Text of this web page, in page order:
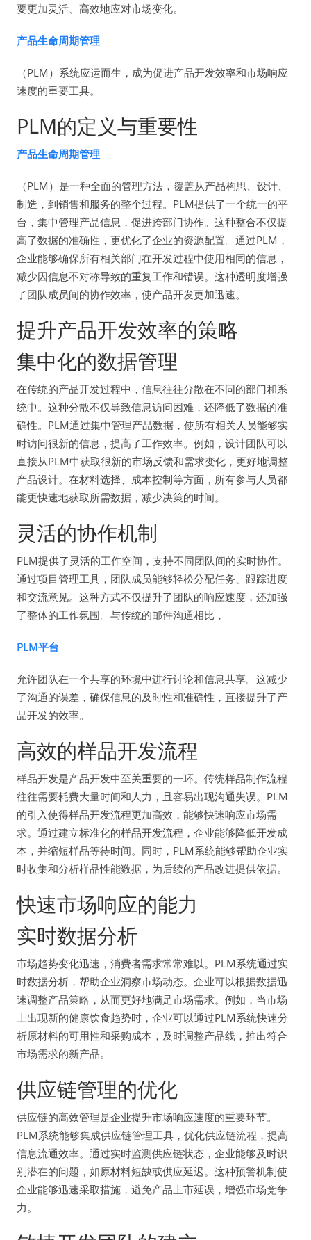
要更加灵活、高效地应对市场变化。
产品生命周期管理
（PLM）系统应运而生，成为促进产品开发效率和市场响应
速度的重要工具。
PLM的定义与重要性
产品生命周期管理
（PLM）是一种全面的管理方法，覆盖从产品构思、设计、
制造，到销售和服务的整个过程。PLM提供了一个统一的平
台，集中管理产品信息，促进跨部门协作。这种整合不仅提
高了数据的准确性，更优化了企业的资源配置。通过PLM，
企业能够确保所有相关部门在开发过程中使用相同的信息，
减少因信息不对称导致的重复工作和错误。这种透明度增强
了团队成员间的协作效率，使产品开发更加迅速。
提升产品开发效率的策略
集中化的数据管理
在传统的产品开发过程中，信息往往分散在不同的部门和系
统中。这种分散不仅导致信息访问困难，还降低了数据的准
确性。PLM通过集中管理产品数据，使所有相关人员能够实
时访问很新的信息，提高了工作效率。例如，设计团队可以
直接从PLM中获取很新的市场反馈和需求变化，更好地调整
产品设计。在材料选择、成本控制等方面，所有参与人员都
能更快速地获取所需数据，减少决策的时间。
灵活的协作机制
PLM提供了灵活的工作空间，支持不同团队间的实时协作。
通过项目管理工具，团队成员能够轻松分配任务、跟踪进度
和交流意见。这种方式不仅提升了团队的响应速度，还加强
了整体的工作氛围。与传统的邮件沟通相比，
PLM平台
允许团队在一个共享的环境中进行讨论和信息共享。这减少
了沟通的误差，确保信息的及时性和准确性，直接提升了产
品开发的效率。
高效的样品开发流程
样品开发是产品开发中至关重要的一环。传统样品制作流程
往往需要耗费大量时间和人力，且容易出现沟通失误。PLM
的引入使得样品开发流程更加高效，能够快速响应市场需
求。通过建立标准化的样品开发流程，企业能够降低开发成
本，并缩短样品等待时间。同时，PLM系统能够帮助企业实
时收集和分析样品性能数据，为后续的产品改进提供依据。
快速市场响应的能力
实时数据分析
市场趋势变化迅速，消费者需求常常难以。PLM系统通过实
时数据分析，帮助企业洞察市场动态。企业可以根据数据迅
速调整产品策略，从而更好地满足市场需求。例如，当市场
上出现新的健康饮食趋势时，企业可以通过PLM系统快速分
析原材料的可用性和采购成本，及时调整产品线，推出符合
市场需求的新产品。
供应链管理的优化
供应链的高效管理是企业提升市场响应速度的重要环节。
PLM系统能够集成供应链管理工具，优化供应链流程，提高
信息流通效率。通过实时监测供应链状态，企业能够及时识
别潜在的问题，如原材料短缺或供应延迟。这种预警机制使
企业能够迅速采取措施，避免产品上市延误，增强市场竞争
力。